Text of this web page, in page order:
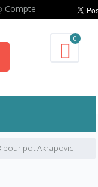
Compte
0
pour pot Akrapovic